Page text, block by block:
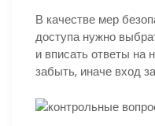
В качестве мер
доступа нужно
и вписать ответы на
забыть, иначе вход